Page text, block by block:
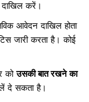
करें।
आवेदन दाखिल होता
जारी करता है। कोई
कोउसकी बात रखने का
दे सकता है।